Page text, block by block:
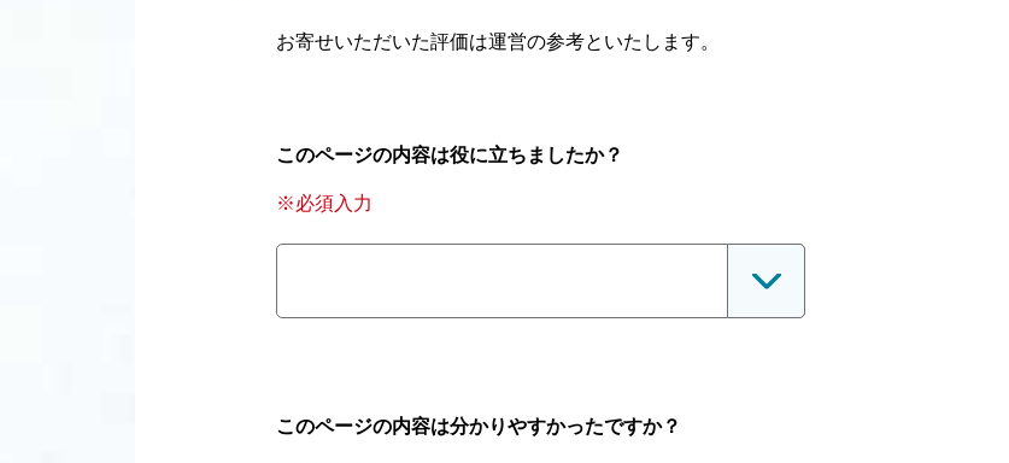
お寄せいただいた評価は運営の参考といたします。
このページの内容は役に立ちましたか？
※必須入力
このページの内容は分かりやすかったですか？